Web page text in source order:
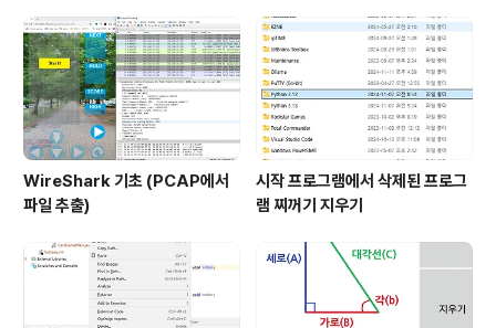
WireShark 기초 (PCAP에서
파일 추출)
시작 프로그램에서 삭제된 프로그
램 찌꺼기 지우기